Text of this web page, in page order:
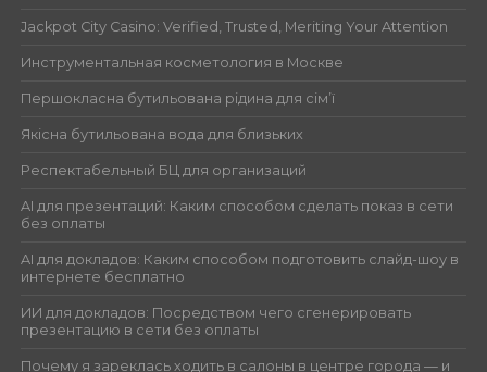
Jackpot City Casino: Verified, Trusted, Meriting Your Attention
Инструментальная косметология в Москве
Першокласна бутильована рідина для сім’ї
Якісна бутильована вода для близьких
Респектабельный БЦ для организаций
AI для презентаций: Каким способом сделать показ в сети
без оплаты
AI для докладов: Каким способом подготовить слайд-шоу в
интернете бесплатно
ИИ для докладов: Посредством чего сгенерировать
презентацию в сети без оплаты
Почему я зареклась ходить в салоны в центре города — и